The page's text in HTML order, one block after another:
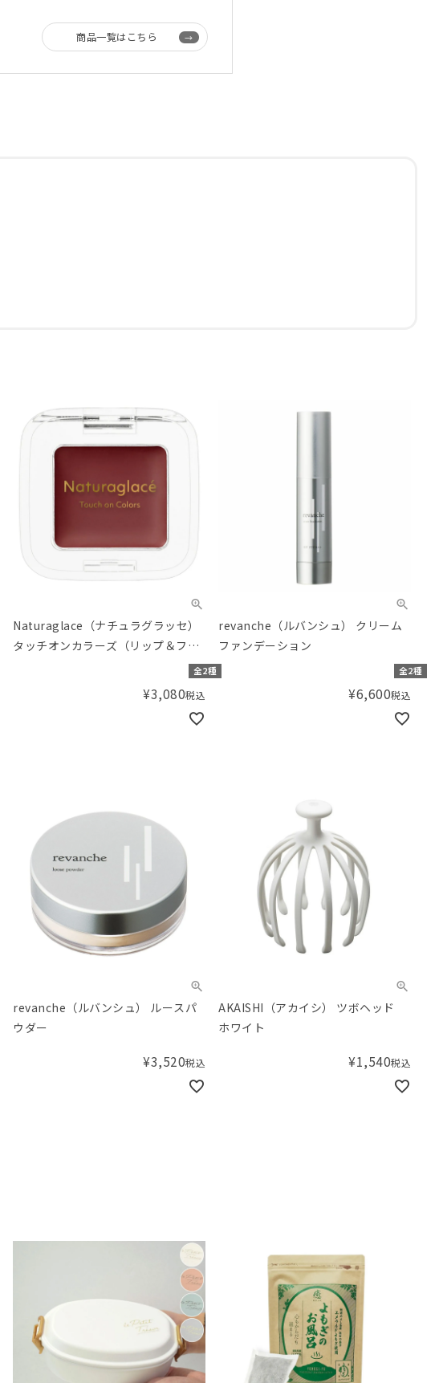
商品一覧はこちら
Naturaglace（ナチュラグラッセ）
タッチオンカラーズ（リップ＆フェ
全2種
¥3,080税込
revanche（ルバンシュ） クリーム
ファンデーション
全2種
¥6,600税込
revanche（ルバンシュ） ルースパ
ウダー
¥3,520税込
AKAISHI（アカイシ） ツボヘッド
ホワイト
¥1,540税込